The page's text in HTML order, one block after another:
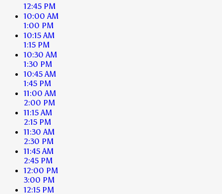
12:45 PM
10:00 AM
1:00 PM
10:15 AM
1:15 PM
10:30 AM
1:30 PM
10:45 AM
1:45 PM
11:00 AM
2:00 PM
11:15 AM
2:15 PM
11:30 AM
2:30 PM
11:45 AM
2:45 PM
12:00 PM
3:00 PM
12:15 PM